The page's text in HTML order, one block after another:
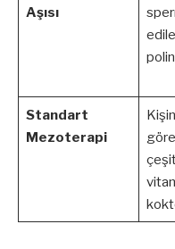
Aşısı
Standart
Mezoterapi